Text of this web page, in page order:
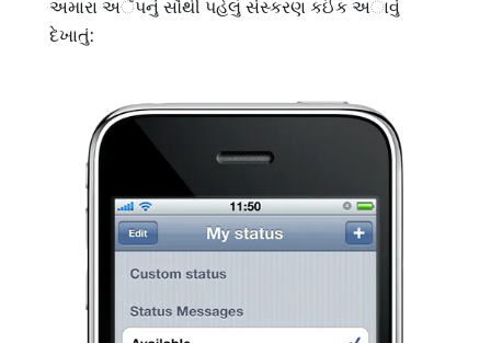
અમારા અૅપનું સૌથી પહેલું સંસ્કરણ કઈંક અાવું
દેખાતું: